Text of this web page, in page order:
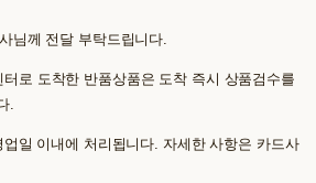
님께 전달 부탁드립니다.
로 도착한 반품상품은 도착 즉시 상품검수를
.
일 이내에 처리됩니다. 자세한 사항은 카드사